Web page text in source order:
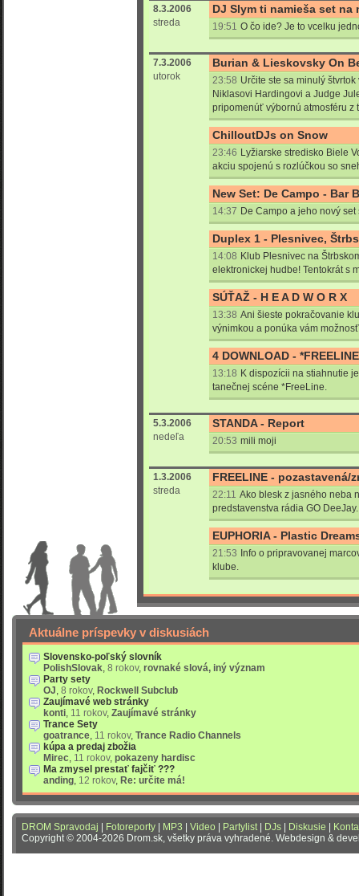
8.3.2006
streda
DJ Slym ti namieša set na
19:51 O čo ide? Je to vcelku
7.3.2006
utorok
Burian & Lieskovsky On
23:58 Určite ste sa minulý
Niklasovi Hardingovi a Judge
pripomenúť výbornú atmosféru z
ChilloutDJs on Snow
23:46 Lyžiarske stredisko Biele
akciu spojenú s rozlúčkou so
New Set: De Campo - Bar
14:37 De Campo a jeho nový
Duplex 1 - Plesnivec,
14:08 Klub Plesnivec na
elektronickej hudbe! Tentokrát s
SÚŤAŽ - H E A D W O R X
13:38 Ani šieste pokračovanie
výnimkou a ponúka vám
4 DOWNLOAD -
13:18 K dispozícii na stiahnutie
tanečnej scéne *FreeLine.
5.3.2006
nedeľa
STANDA - Report
20:53 mili moji
1.3.2006
streda
FREELINE - pozastavená/
22:11 Ako blesk z jasného neba
predstavenstva rádia GO
EUPHORIA - Plastic
21:53 Info o pripravovanej
klube.
Aktuálne príspevky v diskusiách
Slovensko-poľský slovník
PolishSlovak, 8 rokov, rovnaké slová, iný význam
Party sety
OJ, 8 rokov, Rockwell Subclub
Zaujímavé web stránky
konti, 11 rokov, Zaujímavé stránky
Trance Sety
goatrance, 11 rokov, Trance Radio Channels
kúpa a predaj zbožia
Mirec, 11 rokov, pokazeny hardisc
Ma zmysel prestať fajčiť ???
anding, 12 rokov, Re: určite má!
DROM Spravodaj Fotoreporty MP3 Video Partylist| DJs Diskusie
Copyright © 2004-2026 Drom.sk, všetky práva vyhradené. Webdesign &